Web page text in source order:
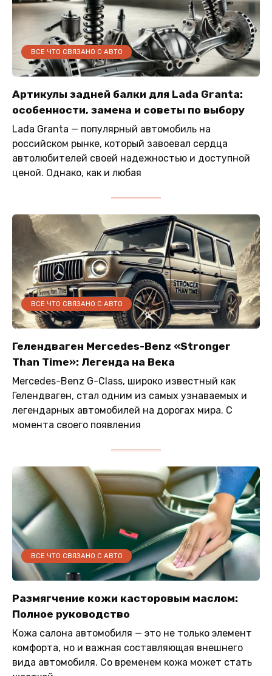
ВСЕ ЧТО СВЯЗАНО С АВТО
Артикулы задней балки для Lada Granta:
особенности, замена и советы по выбору
Lada Granta — популярный автомобиль на
российском рынке, который завоевал сердца
автолюбителей своей надежностью и доступной
ценой. Однако, как и любая
ВСЕ ЧТО СВЯЗАНО С АВТО
Гелендваген Mercedes-Benz «Stronger
Than Time»: Легенда на Века
Mercedes-Benz G-Class, широко известный как
Гелендваген, стал одним из самых узнаваемых и
легендарных автомобилей на дорогах мира. С
момента своего появления
ВСЕ ЧТО СВЯЗАНО С АВТО
Размягчение кожи касторовым маслом:
Полное руководство
Кожа салона автомобиля — это не только элемент
комфорта, но и важная составляющая внешнего
вида автомобиля. Со временем кожа может стать